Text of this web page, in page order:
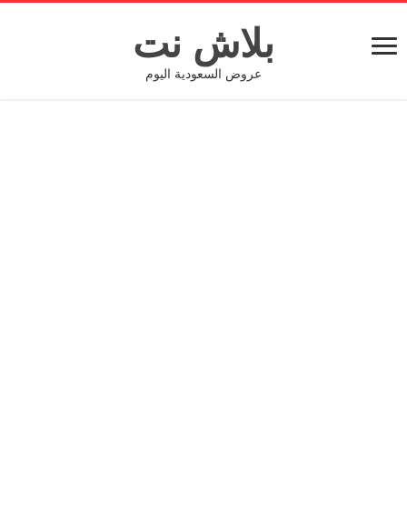
بلاش نت
عروض السعودية اليوم